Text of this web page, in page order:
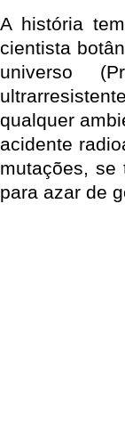
A história
cientista
universo
qualquer
acidente
mutações, se
para azar de